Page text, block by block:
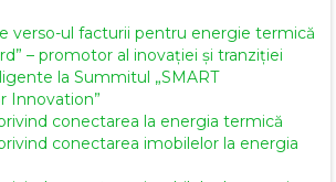
verso-ul facturii pentru energie termică
– promotor al inovației și tranziției
la Summitul „SMART
Innovation”
conectarea la energia termică
conectarea imobilelor la energia